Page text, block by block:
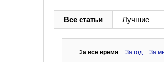
Все статьи Лучшие
За все время За год За